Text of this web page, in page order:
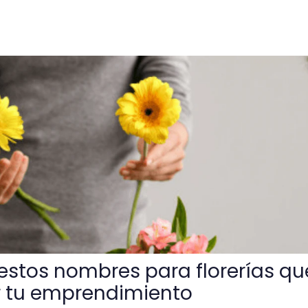
para florerías que harán florecer tu emprendimiento
nombres para florerías
emprendimiento